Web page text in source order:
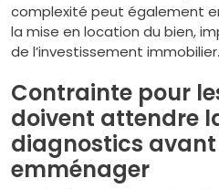
complexité peut également
la mise en location du bien,
de l’investissement immobilier.
Contrainte pour
doivent attendre
diagnostics
emménager